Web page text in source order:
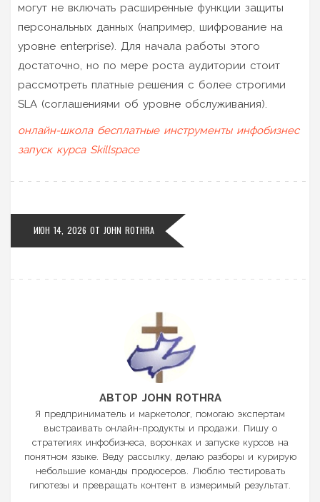
могут не включать расширенные функции защиты
персональных данных (например, шифрование на
уровне enterprise). Для начала работы этого
достаточно, но по мере роста аудитории стоит
рассмотреть платные решения с более строгими
SLA (соглашениями об уровне обслуживания).
онлайн-школа бесплатные инструменты инфобизнес
запуск курса Skillspace
ИЮН 14, 2026 ОТ JOHN ROTHRA
АВТОР JOHN ROTHRA
Я предприниматель и маркетолог, помогаю экспертам
выстраивать онлайн-продукты и продажи. Пишу о
стратегиях инфобизнеса, воронках и запуске курсов на
понятном языке. Веду рассылку, делаю разборы и курирую
небольшие команды продюсеров. Люблю тестировать
гипотезы и превращать контент в измеримый результат.